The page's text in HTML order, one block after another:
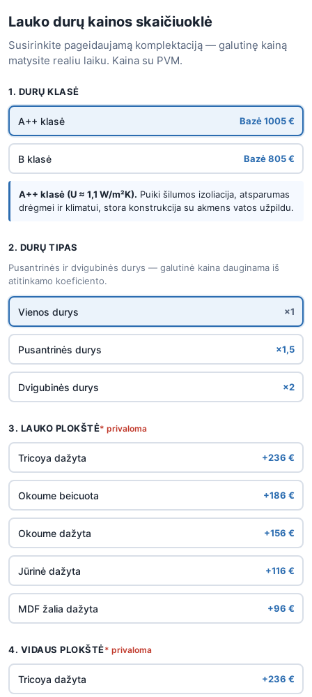
Lauko durų kainos skaičiuoklė
Susirinkite pageidaujamą komplektaciją — galutinę kainą
matysite realiu laiku. Kaina su PVM.
1. DURŲ KLASĖ
A++ klasė Bazė 1005 €
B klasė Bazė 805 €
A++ klasė (U ≈ 1,1 W/m²K). Puiki šilumos izoliacija, atsparumas
drėgmei ir klimatui, stora konstrukcija su akmens vatos užpildu.
2. DURŲ TIPAS
Pusantrinės ir dvigubinės durys — galutinė kaina dauginama iš
atitinkamo koeficiento.
Vienos durys ×1
Pusantrinės durys ×1,5
Dvigubinės durys ×2
3. LAUKO PLOKŠTĖ* privaloma
Tricoya dažyta +236 €
Okoume beicuota +186 €
Okoume dažyta +156 €
Jūrinė dažyta +116 €
MDF žalia dažyta +96 €
4. VIDAUS PLOKŠTĖ* privaloma
Tricoya dažyta +236 €